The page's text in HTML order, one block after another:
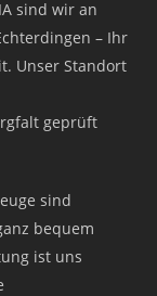
sind wir an
– Ihr
Unser Standort
geprüft
sind
bequem
ist uns